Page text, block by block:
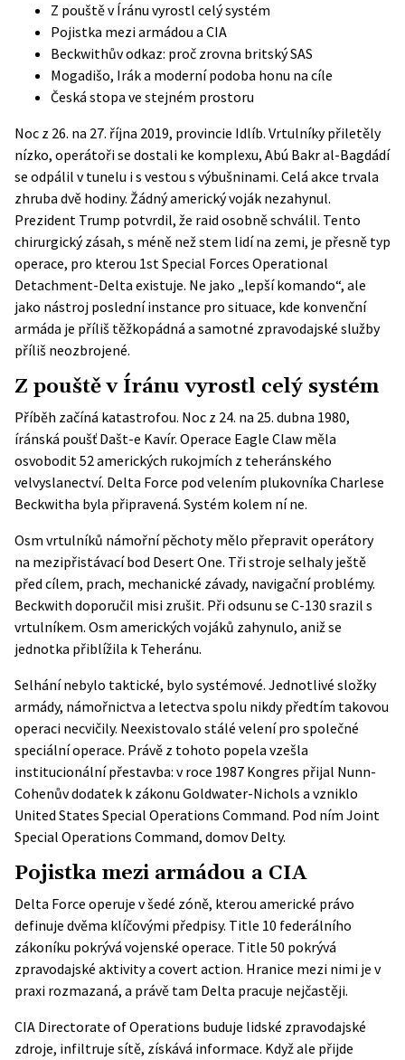
Z pouště v Íránu vyrostl celý systém
Pojistka mezi armádou a CIA
Beckwithův odkaz: proč zrovna britský SAS
Mogadišo, Irák a moderní podoba honu na cíle
Česká stopa ve stejném prostoru
Noc z 26. na 27. října 2019, provincie Idlíb. Vrtulníky přiletěly
nízko, operátoři se dostali ke komplexu, Abú Bakr al-Bagdádí
se odpálil v tunelu i s vestou s výbušninami. Celá akce trvala
zhruba dvě hodiny. Žádný americký voják nezahynul.
Prezident Trump potvrdil, že raid osobně schválil. Tento
chirurgický zásah, s méně než stem lidí na zemi, je přesně typ
operace, pro kterou 1st Special Forces Operational
Detachment-Delta existuje. Ne jako „lepší komando“, ale
jako nástroj poslední instance pro situace, kde konvenční
armáda je příliš těžkopádná a samotné zpravodajské služby
příliš neozbrojené.
Z pouště v Íránu vyrostl celý systém
Příběh začíná katastrofou. Noc z 24. na 25. dubna 1980,
íránská poušť Dašt-e Kavír. Operace Eagle Claw měla
osvobodit 52 amerických rukojmích z teheránského
velvyslanectví. Delta Force pod velením plukovníka Charlese
Beckwitha byla připravená. Systém kolem ní ne.
Osm vrtulníků námořní pěchoty mělo přepravit operátory
na mezipřistávací bod Desert One. Tři stroje selhaly ještě
před cílem, prach, mechanické závady, navigační problémy.
Beckwith doporučil misi zrušit. Při odsunu se C-130 srazil s
vrtulníkem. Osm amerických vojáků zahynulo, aniž se
jednotka přiblížila k Teheránu.
Selhání nebylo taktické, bylo systémové. Jednotlivé složky
armády, námořnictva a letectva spolu nikdy předtím takovou
operaci necvičily. Neexistovalo stálé velení pro společné
speciální operace. Právě z tohoto popela vzešla
institucionální přestavba: v roce 1987 Kongres přijal Nunn-
Cohenův dodatek k zákonu Goldwater-Nichols a vzniklo
United States Special Operations Command. Pod ním Joint
Special Operations Command, domov Delty.
Pojistka mezi armádou a CIA
Delta Force operuje v šedé zóně, kterou americké právo
definuje dvěma klíčovými předpisy. Title 10 federálního
zákoníku pokrývá vojenské operace. Title 50 pokrývá
zpravodajské aktivity a covert action. Hranice mezi nimi je v
praxi rozmazaná, a právě tam Delta pracuje nejčastěji.
CIA Directorate of Operations buduje lidské zpravodajské
zdroje, infiltruje sítě, získává informace. Když ale přijde